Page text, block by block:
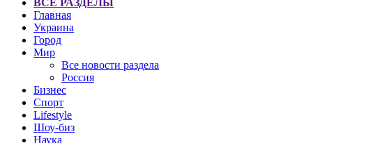
ВСЕ РАЗДЕЛЫ
Главная
Украина
Город
Мир
Все новости раздела
Россия
Бизнес
Спорт
Lifestyle
Шоу-биз
Наука